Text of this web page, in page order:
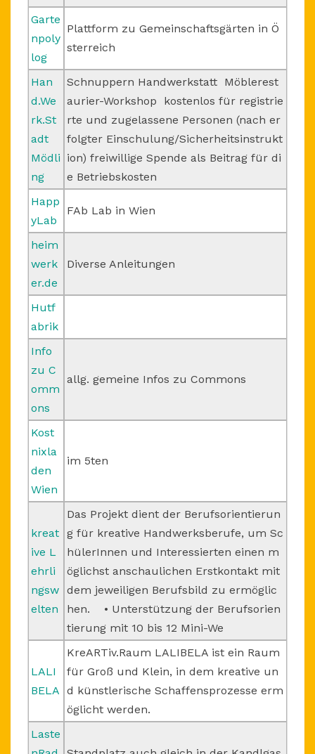
Garte
npoly
log
Plattform zu Gemeinschaftsgärten in Ö
sterreich
Han
d.We
rk.St
adt
Mödli
ng
Schnuppern Handwerkstatt Möblerest
aurier-Workshop kostenlos für registrie
rte und zugelassene Personen (nach er
folgter Einschulung/Sicherheitsinstrukt
ion) freiwillige Spende als Beitrag für di
e Betriebskosten
Happ
yLab
FAb Lab in Wien
heim
werk
er.de
Diverse Anleitungen
Hutf
abrik
Info
zu C
omm
ons
allg. gemeine Infos zu Commons
Kost
nixla
den
Wien
im 5ten
kreat
ive L
ehrli
ngsw
elten
Das Projekt dient der Berufsorientierun
g für kreative Handwerksberufe, um Sc
hülerInnen und Interessierten einen m
öglichst anschaulichen Erstkontakt mit
dem jeweiligen Berufsbild zu ermöglic
hen. • Unterstützung der Berufsorien
tierung mit 10 bis 12 Mini-We
LALI
BELA
KreARTiv.Raum LALIBELA ist ein Raum
für Groß und Klein, in dem kreative un
d künstlerische Schaffensprozesse erm
öglicht werden.
Laste